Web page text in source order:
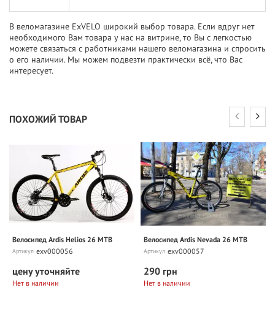
В веломагазине ExVELO широкий выбор товара. Если вдруг нет
необходимого Вам товара у нас на витрине, то Вы с легкостью
можете связаться с работниками нашего веломагазина и спросить
о его наличии. Мы можем подвезти практически всё, что Вас
интересует.
ПОХОЖИЙ ТОВАР
Велосипед Ardis Helios 26 MTB
Артикул exv000056
цену уточняйте
Нет в наличии
Bелосипед Ardis Nevada 26 MTB
Артикул exv000057
290 грн
Нет в наличии